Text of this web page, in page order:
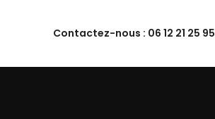
Contactez-nous : 06 12 21 25 95